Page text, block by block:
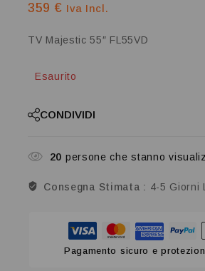
359 € Iva Incl.
TV Majestic 55″ FL55VD
Esaurito
CONDIVIDI
20 persone che stanno
Consegna Stimata : 4-5 Giorni
Pagamento sicuro e